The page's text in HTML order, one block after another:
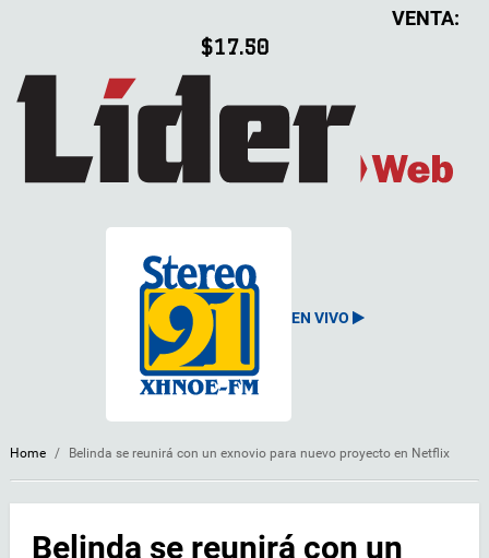
VENTA:
$17.50
EN VIVO
Home / Belinda se reunirá con un exnovio para nuevo proyecto en Netflix
Belinda se reunirá con un